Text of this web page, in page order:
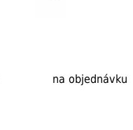
na objednávku